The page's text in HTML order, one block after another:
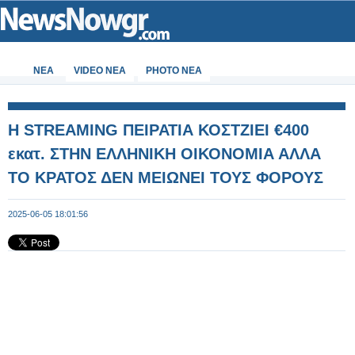
ΝΕΑ VIDEO NEA PHOTO NEA
Η STREAMING ΠΕΙΡΑΤΙΑ ΚΟΣΤΖΙΕΙ €400
εκατ. ΣΤΗΝ ΕΛΛΗΝΙΚΗ ΟΙΚΟΝΟΜΙΑ ΑΛΛΑ
ΤΟ ΚΡΑΤΟΣ ΔΕΝ ΜΕΙΩΝΕΙ ΤΟΥΣ ΦΟΡΟΥΣ
2025-06-05 18:01:56